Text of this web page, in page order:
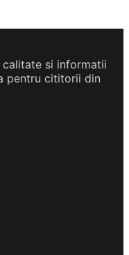
si informatii
pentru cititorii din